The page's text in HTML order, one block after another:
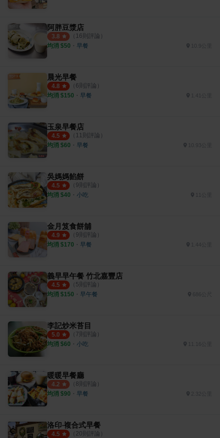
阿胖豆漿店
3.8 （ 16則評論）
均消 $50 ・ 早餐
晨光早餐
4.8 （ 6則評論）
均消 $150 ・ 早餐 1.41公里
玉泉早餐店
4.5 （ 11 則評論）
均消 $60 ・ 早餐
吳媽媽餡餅
4.5 （ 9則評論）
均消 $40 ・ 小吃
金月笈食餅舖
4.9 （ 9則評論）
均消 $170 ・ 早餐 1.44公里
義早早午餐 竹北嘉豐店
4.5 （ 5則評論）
均消 $150 ・ 早午餐
李記炒米苔目
5.0 （ 7則評論）
均消 $60 ・ 小吃
暖暖早餐廳
4.2 （ 8則評論）
均消 $90 ・ 早餐
洛印‧複合式早餐
4.5 （ 20則評論）